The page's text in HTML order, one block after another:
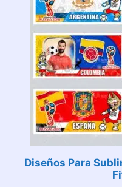
Diseños Para